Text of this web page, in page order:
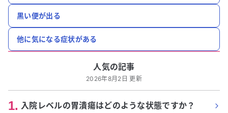
黒い便が出る
他に気になる症状がある
人気の記事
2026年8月2日 更新
1. 入院レベルの胃潰瘍はどのような状態ですか？